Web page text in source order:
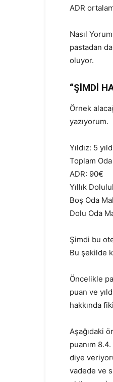
ADR
Nasıl
pastadan
oluyor.
“ŞİMDİ
Örnek
yazıyorum.
Yıldız: 5
Toplam Oda
ADR: 90€
Yıllık
Boş Oda
Dolu Oda
Şimdi bu
Bu şekilde
Öncelikle
puan ve
hakkında
Aşağıdaki
puanım
diye
vadede ve